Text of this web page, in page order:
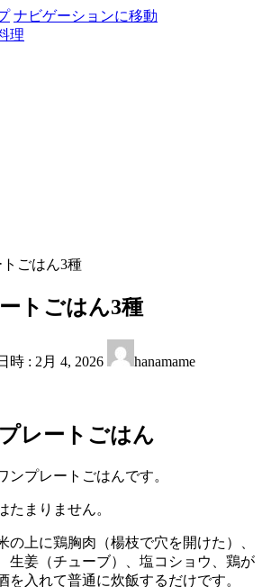
ナビゲーションに移動
理
ごはん3種
トごはん3種
時 : 2月 4, 2026 hanamame
レートごはん
ンプレートごはんです。
たまりません。
の上に鶏胸肉（楊枝で穴を開けた）、
生姜（チューブ）、塩コショウ、鶏が
を入れて普通に炊飯するだけです。